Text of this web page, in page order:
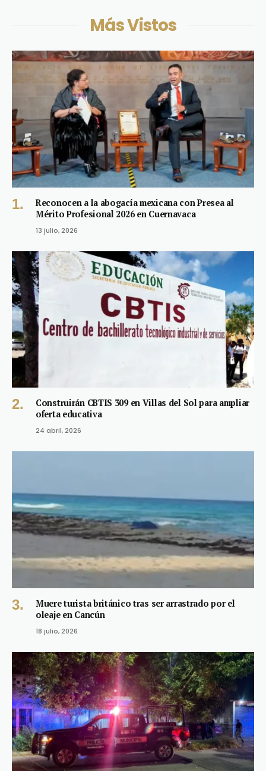
Más Vistos
Reconocen a la abogacía mexicana con Presea al
Mérito Profesional 2026 en Cuernavaca
13 julio, 2026
Construirán CBTIS 309 en Villas del Sol para ampliar
oferta educativa
24 abril, 2026
Muere turista británico tras ser arrastrado por el
oleaje en Cancún
18 julio, 2026